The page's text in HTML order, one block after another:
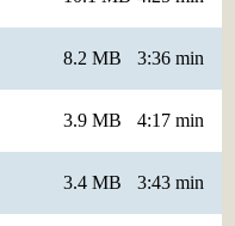
8.2 MB 3:36 min
3.9 MB 4:17 min
3.4 MB 3:43 min